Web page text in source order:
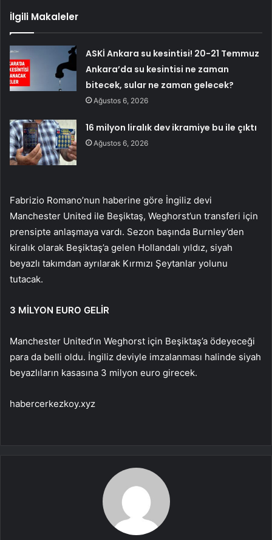
İlgili Makaleler
ASKİ Ankara su kesintisi! 20-21 Temmuz
Ankara’da su kesintisi ne zaman
bitecek, sular ne zaman gelecek?
Ağustos 6, 2026
16 milyon liralık dev ikramiye bu ile çıktı
Ağustos 6, 2026
Fabrizio Romano’nun haberine göre İngiliz devi
Manchester United ile Beşiktaş, Weghorst’un transferi için
prensipte anlaşmaya vardı. Sezon başında Burnley’den
kiralık olarak Beşiktaş’a gelen Hollandalı yıldız, siyah
beyazlı takımdan ayrılarak Kırmızı Şeytanlar yolunu
tutacak.
3 MİLYON EURO GELİR
Manchester United’ın Weghorst için Beşiktaş’a ödeyeceği
para da belli oldu. İngiliz deviyle imzalanması halinde siyah
beyazlıların kasasına 3 milyon euro girecek.
habercerkezkoy.xyz